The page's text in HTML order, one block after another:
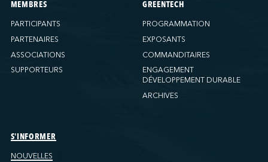
MEMBRES
PARTICIPANTS
PARTENAIRES
ASSOCIATIONS
SUPPORTEURS
GREENTECH
PROGRAMMATION
EXPOSANTS
COMMANDITAIRES
ENGAGEMENT
DÉVELOPPEMENT DURABLE
ARCHIVES
S'INFORMER
NOUVELLES